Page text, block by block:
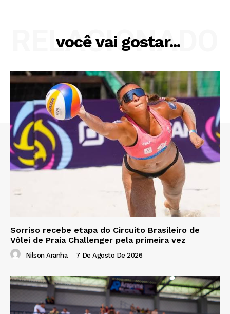
você vai gostar...
RELACIONADO
Sorriso recebe etapa do Circuito Brasileiro de
Vôlei de Praia Challenger pela primeira vez
Nilson Aranha - 7 De Agosto De 2026